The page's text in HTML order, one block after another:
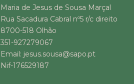
Maria de Jesus de Sousa Marçal
Rua Sacadura Cabral nº5 r/c direito
8700-518 Olhão
351-927279067
Email: jesus.sousa@sapo.pt
Nif-176529187